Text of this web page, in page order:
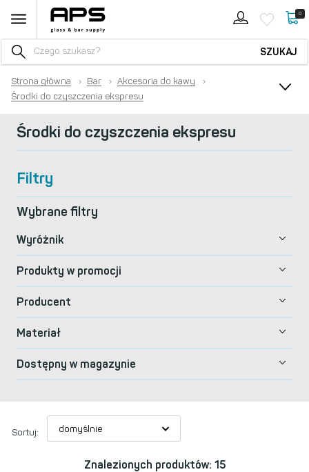
0
SZUKAJ
Strona główna › Bar › Akcesoria do kawy
›
Środki do czyszczenia ekspresu
Środki do czyszczenia ekspresu
Filtry
Wybrane filtry
Wyróżnik
Produkty w promocji
Producent
Materiał
Dostępny w magazynie
Sortuj:
Znalezionych produktów: 15